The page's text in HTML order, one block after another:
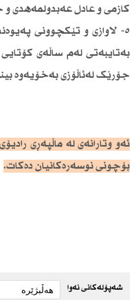
کازمی و عادل عەبدولمەهدی و
٥- لاوازی و تێکچوونی
بەتایبەتی لەم ساڵەی
جۆرێک لەئاڵۆزی بەخۆیەوە
ئەو وتارانەی لە ماڵپەڕی
بۆچونی نوسەرەكانیان دەكات.
شەپۆلەکانی نەوا